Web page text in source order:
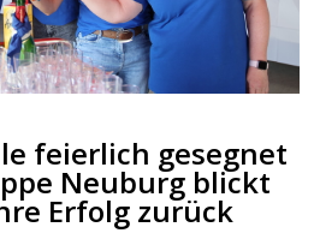
feierlich gesegnet
Neuburg blickt
Erfolg zurück